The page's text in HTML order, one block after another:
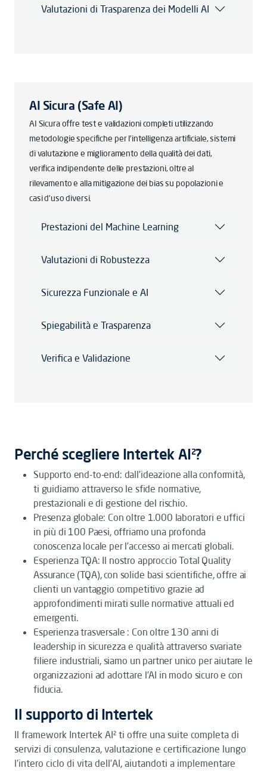
Valutazioni di Trasparenza dei Modelli AI
AI Sicura (Safe AI)
AI Sicura offre test e validazioni completi utilizzando
metodologie specifiche per l’intelligenza artificiale, sistemi
di valutazione e miglioramento della qualità dei dati,
verifica indipendente delle prestazioni, oltre al
rilevamento e alla mitigazione dei bias su popolazioni e
casi d’uso diversi.
Prestazioni del Machine Learning
Valutazioni di Robustezza
Sicurezza Funzionale e AI
Spiegabilità e Trasparenza
Verifica e Validazione
Perché scegliere Intertek AI²?
Supporto end-to-end: dall’ideazione alla conformità,
ti guidiamo attraverso le sfide normative,
prestazionali e di gestione del rischio.
Presenza globale: Con oltre 1.000 laboratori e uffici
in più di 100 Paesi, offriamo una profonda
conoscenza locale per l’accesso ai mercati globali.
Esperienza TQA: Il nostro approccio Total Quality
Assurance (TQA), con solide basi scientifiche, offre ai
clienti un vantaggio competitivo grazie ad
approfondimenti mirati sulle normative attuali ed
emergenti.
Esperienza trasversale : Con oltre 130 anni di
leadership in sicurezza e qualità attraverso svariate
filiere industriali, siamo un partner unico per aiutare le
organizzazioni ad adottare l’AI in modo sicuro e con
fiducia.
Il supporto di Intertek
Il framework Intertek AI² ti offre una suite completa di
servizi di consulenza, valutazione e certificazione lungo
l’intero ciclo di vita dell’AI, aiutandoti a implementare